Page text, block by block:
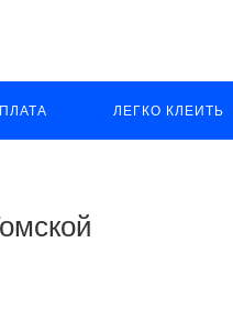
ЛЕГКО КЛЕИТЬ